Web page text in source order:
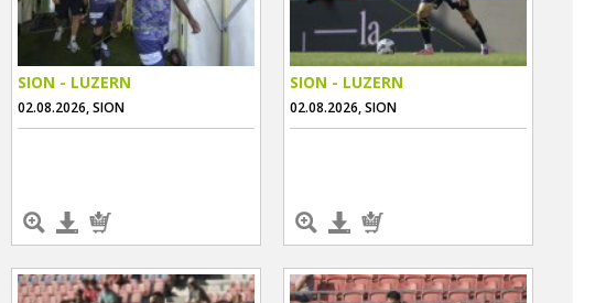
SION - LUZERN
02.08.2026, SION
SION - LUZERN
02.08.2026, SION